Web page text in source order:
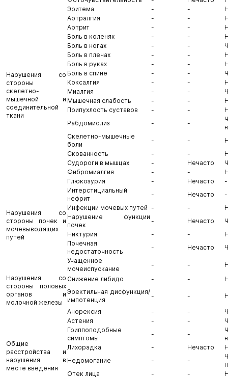
Эритема
- -
Нарушения со
стороны
скелетно-
мышечной и
соединительной
ткани
Артралгия - -
Артрит
- -
Боль в коленях
- -
Боль в ногах
- -
Боль в плечах
- -
Боль в руках
- -
Боль в спине
- -
Коксалгия
- -
Миалгия
- -
Мышечная слабость
- -
Припухлость суставов
- -
Рабдомиолиз
- -
Скелетно-мышечные
боли
- -
Скованность
- -
Судороги в мышцах
- Нечасто
Фибромиалгия
- -
Нарушения со
стороны почек и
мочевыводящих
путей
Глюкозурия - Нечасто
-
Интерстициальный
нефрит
- Нечасто
-
Инфекции мочевых путей - -
Нарушение функции
почек
- Нечасто
Никтурия
- -
Почечная
недостаточность
- Нечасто
Учащенное
мочеиспускание
- -
Нарушения со
стороны половых
органов и
молочной железы
Снижение либидо - -
Эректильная дисфункция/
импотенция
- -
Общие
расстройства и
нарушения в
месте введения
Анорексия - -
Астения
- -
Гриппоподобные
симптомы
- -
Лихорадка
- Нечасто
Недомогание
- -
Отек лица
- -